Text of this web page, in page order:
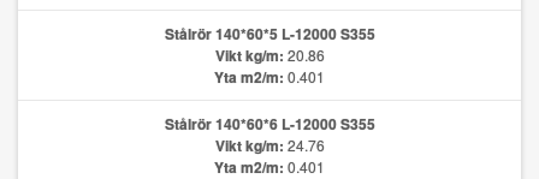
Stålrör 140*60*5 L-12000 S355
Vikt kg/m: 20.86
Yta m2/m: 0.401
Stålrör 140*60*6 L-12000 S355
Vikt kg/m: 24.76
Yta m2/m: 0.401